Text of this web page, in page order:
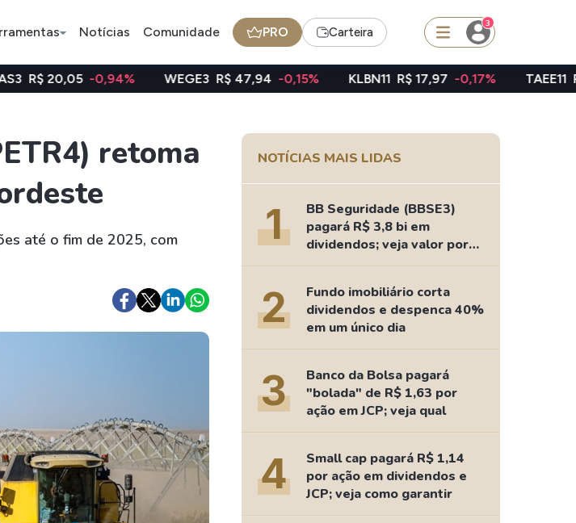
Notícias Comunidade PRO Carteira
3
BDR
JBS Dividendos
Ver todos
Criptomoedas
Bitcoin
Ethereum
Binance Coin - BNB
Ver todos
Ideias
Agenda de Dividendos
Radar do Dividendo Inteligente
As Ações Mais Buscadas
Guia do Iniciante
-0,94% WEGE3 R$ 47,94 -0,15% KLBN11 R$ 17,97 -0,17% TAEE11 R$ 39,01 -
retoma
até o fim de 2025, com
NOTÍCIAS MAIS LIDAS
1
BB Seguridade (BBSE3)
pagará R$ 3,8 bi em
dividendos; veja valor por
ação
2
Fundo imobiliário corta
dividendos e despenca 40%
em um único dia
3
Banco da Bolsa pagará
"bolada" de R$ 1,63 por
ação em JCP; veja qual
4
Small cap pagará R$ 1,14
por ação em dividendos e
JCP; veja como garantir